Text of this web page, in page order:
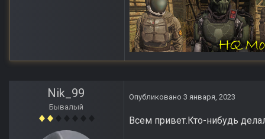
Nik_99
Бывалый
Опубликовано 3 января, 2023
Всем привет.Кто-нибудь